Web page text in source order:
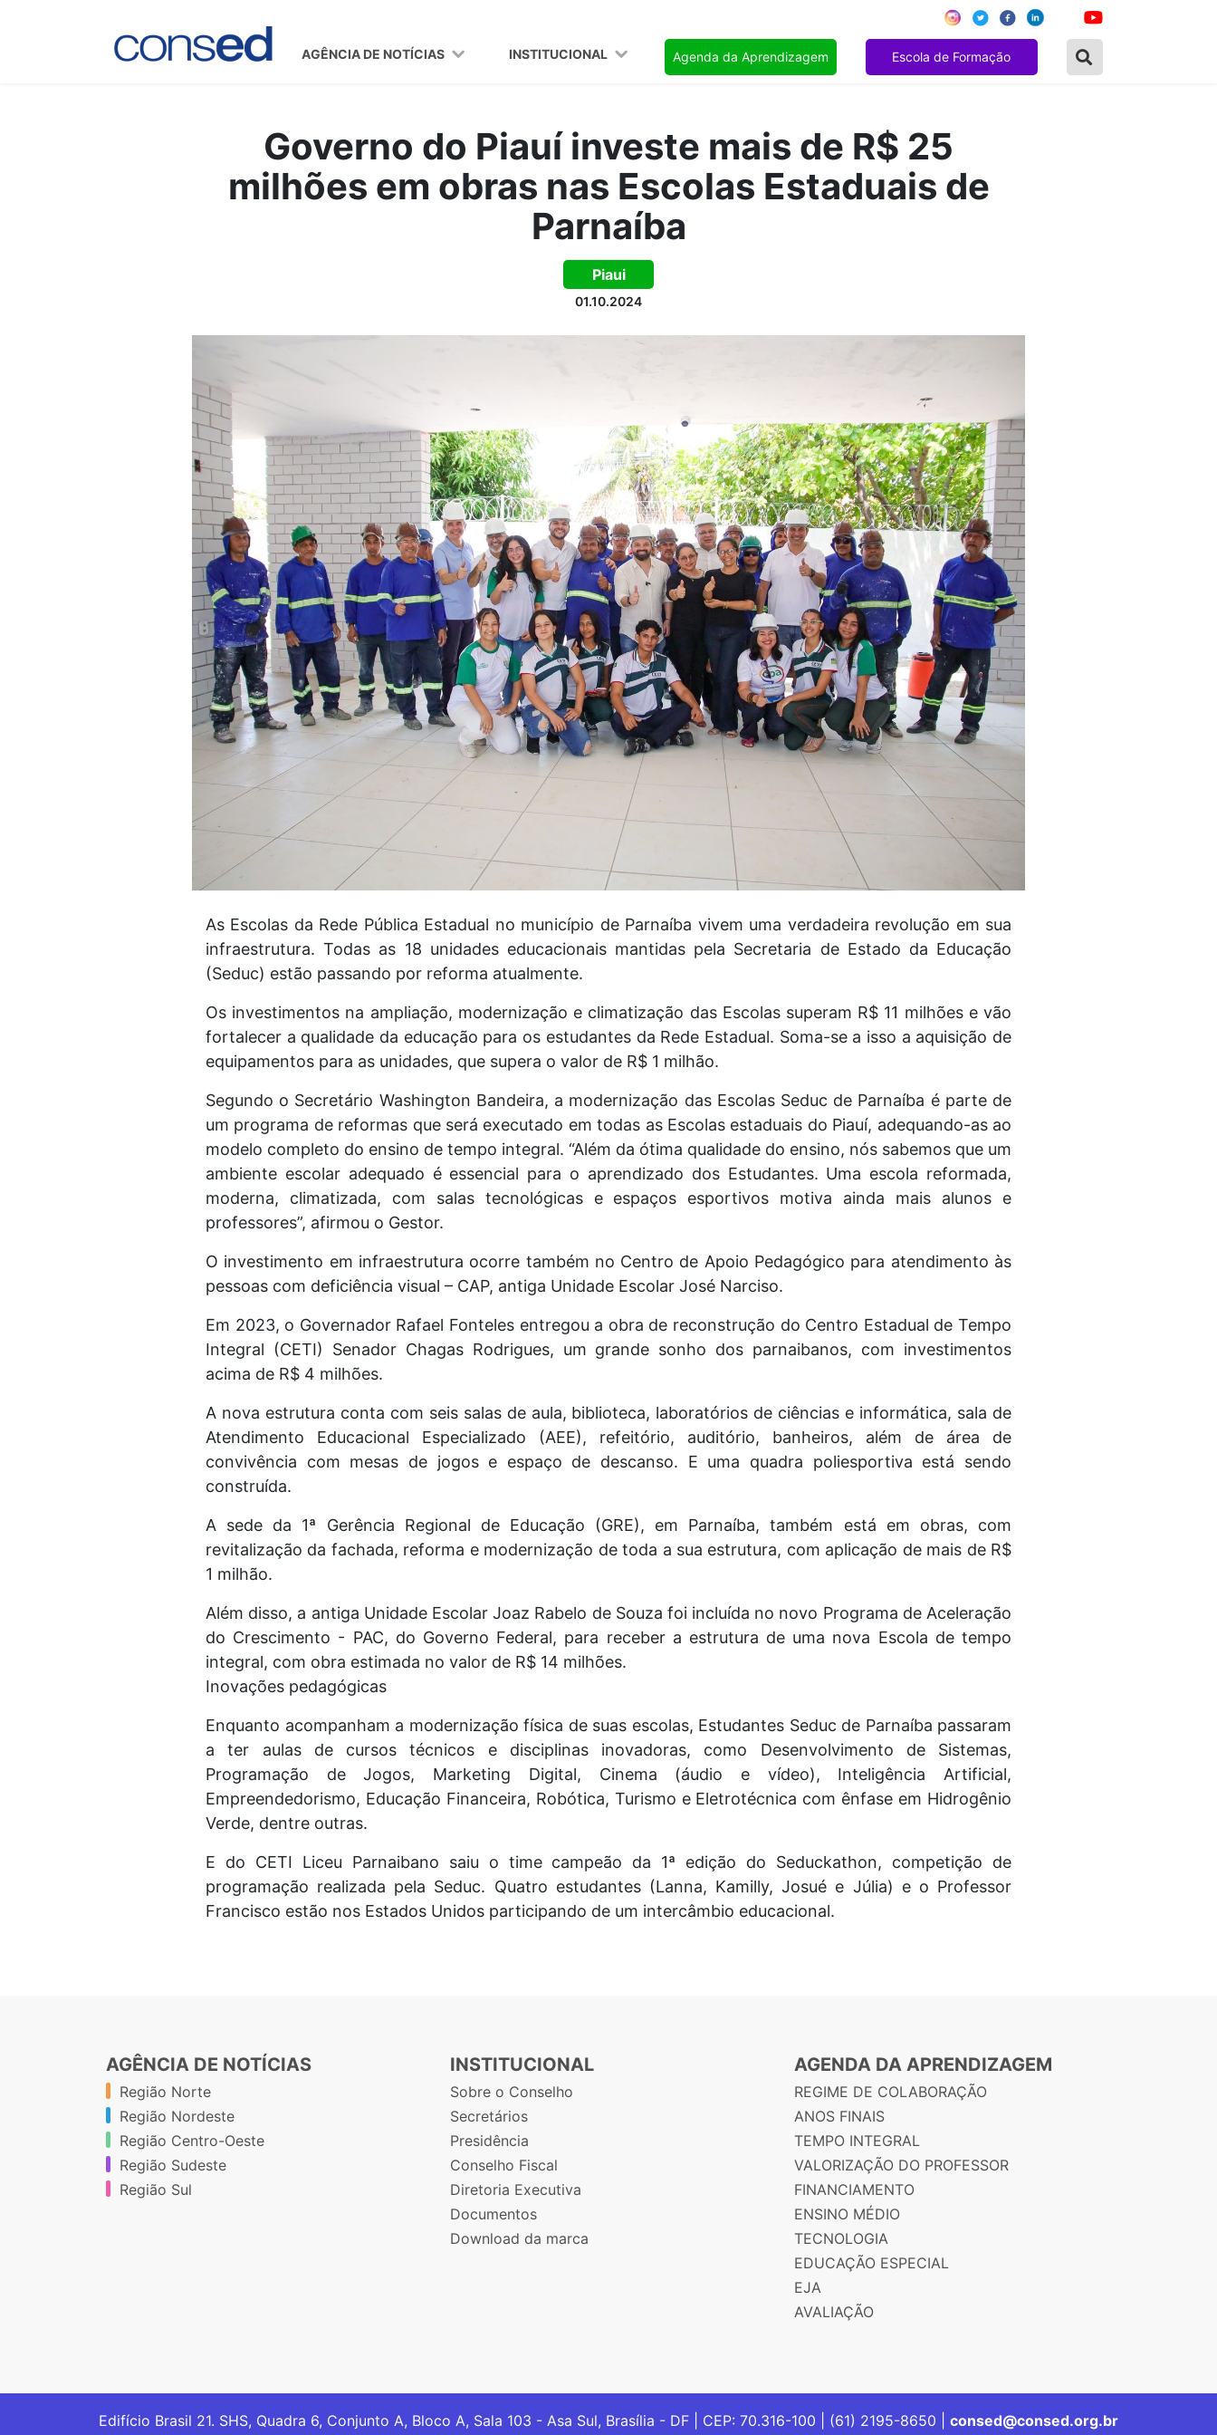
AGÊNCIA DE NOTÍCIAS INSTITUCIONAL Agenda da Aprendizagem Escola de Formação
Governo do Piauí investe mais de R$ 25
milhões em obras nas Escolas Estaduais de
Parnaíba
Piaui
01.10.2024
As Escolas da Rede Pública Estadual no município de Parnaíba vivem uma verdadeira revolução em sua
infraestrutura. Todas as 18 unidades educacionais mantidas pela Secretaria de Estado da Educação
(Seduc) estão passando por reforma atualmente.
Os investimentos na ampliação, modernização e climatização das Escolas superam R$ 11 milhões e vão
fortalecer a qualidade da educação para os estudantes da Rede Estadual. Soma-se a isso a aquisição de
equipamentos para as unidades, que supera o valor de R$ 1 milhão.
Segundo o Secretário Washington Bandeira, a modernização das Escolas Seduc de Parnaíba é parte de
um programa de reformas que será executado em todas as Escolas estaduais do Piauí, adequando-as ao
modelo completo do ensino de tempo integral. “Além da ótima qualidade do ensino, nós sabemos que um
ambiente escolar adequado é essencial para o aprendizado dos Estudantes. Uma escola reformada,
moderna, climatizada, com salas tecnológicas e espaços esportivos motiva ainda mais alunos e
professores”, afirmou o Gestor.
O investimento em infraestrutura ocorre também no Centro de Apoio Pedagógico para atendimento às
pessoas com deficiência visual – CAP, antiga Unidade Escolar José Narciso.
Em 2023, o Governador Rafael Fonteles entregou a obra de reconstrução do Centro Estadual de Tempo
Integral (CETI) Senador Chagas Rodrigues, um grande sonho dos parnaibanos, com investimentos
acima de R$ 4 milhões.
A nova estrutura conta com seis salas de aula, biblioteca, laboratórios de ciências e informática, sala de
Atendimento Educacional Especializado (AEE), refeitório, auditório, banheiros, além de área de
convivência com mesas de jogos e espaço de descanso. E uma quadra poliesportiva está sendo
construída.
A sede da 1ª Gerência Regional de Educação (GRE), em Parnaíba, também está em obras, com
revitalização da fachada, reforma e modernização de toda a sua estrutura, com aplicação de mais de R$
1 milhão.
Além disso, a antiga Unidade Escolar Joaz Rabelo de Souza foi incluída no novo Programa de Aceleração
do Crescimento - PAC, do Governo Federal, para receber a estrutura de uma nova Escola de tempo
integral, com obra estimada no valor de R$ 14 milhões.
Inovações pedagógicas
Enquanto acompanham a modernização física de suas escolas, Estudantes Seduc de Parnaíba passaram
a ter aulas de cursos técnicos e disciplinas inovadoras, como Desenvolvimento de Sistemas,
Programação de Jogos, Marketing Digital, Cinema (áudio e vídeo), Inteligência Artificial,
Empreendedorismo, Educação Financeira, Robótica, Turismo e Eletrotécnica com ênfase em Hidrogênio
Verde, dentre outras.
E do CETI Liceu Parnaibano saiu o time campeão da 1ª edição do Seduckathon, competição de
programação realizada pela Seduc. Quatro estudantes (Lanna, Kamilly, Josué e Júlia) e o Professor
Francisco estão nos Estados Unidos participando de um intercâmbio educacional.
AGÊNCIA DE NOTÍCIAS
Região Norte
Região Nordeste
Região Centro-Oeste
Região Sudeste
Região Sul
INSTITUCIONAL
Sobre o Conselho
Secretários
Presidência
Conselho Fiscal
Diretoria Executiva
Documentos
Download da marca
AGENDA DA APRENDIZAGEM
REGIME DE COLABORAÇÃO
ANOS FINAIS
TEMPO INTEGRAL
VALORIZAÇÃO DO PROFESSOR
FINANCIAMENTO
ENSINO MÉDIO
TECNOLOGIA
EDUCAÇÃO ESPECIAL
EJA
AVALIAÇÃO
Edifício Brasil 21. SHS, Quadra 6, Conjunto A, Bloco A, Sala 103 - Asa Sul, Brasília - DF | CEP: 70.316-100 | (61) 2195-8650 | consed@consed.org.br